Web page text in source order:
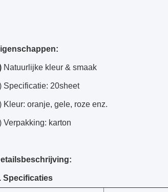
Natuurlijke kleur & smaak
Specificatie: 20sheet
Kleur: oranje, gele, roze enz.
Verpakking: karton
Specificaties